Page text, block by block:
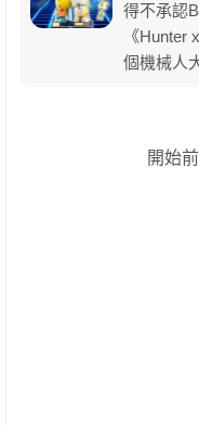
得不承認
《Hunter
個機械人
開始